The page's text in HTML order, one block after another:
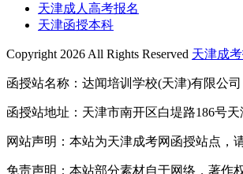
天津成人高考报名
天津函授本科
Copyright 2026 All Rights Reserved 天津成
函授站名称：达闻培训学校(天津)有限公司
函授站地址：天津市南开区白堤路186号
网站声明：本站为天津成考网函授站点，
免责声明：本站部分素材自于网络，著作